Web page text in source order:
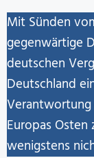
Mit Sünden
gegenwärtige
deutschen
Deutschland
Verantwortung
Europas
wenigstens